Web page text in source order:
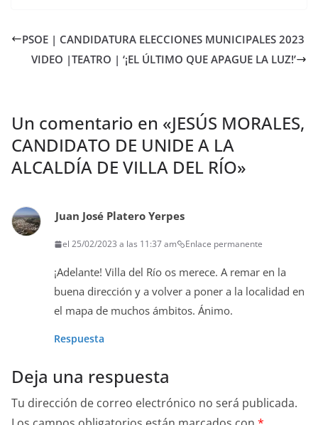
PSOE | CANDIDATURA ELECCIONES MUNICIPALES 2023
VIDEO |TEATRO | ‘¡EL ÚLTIMO QUE APAGUE LA LUZ!’
Un comentario en «JESÚS MORALES,
CANDIDATO DE UNIDE A LA
ALCALDÍA DE VILLA DEL RÍO»
Juan José Platero Yerpes
el 25/02/2023 a las 11:37 am Enlace permanente
¡Adelante! Villa del Río os merece. A remar en la
buena dirección y a volver a poner a la localidad en
el mapa de muchos ámbitos. Ánimo.
Respuesta
Deja una respuesta
Tu dirección de correo electrónico no será publicada.